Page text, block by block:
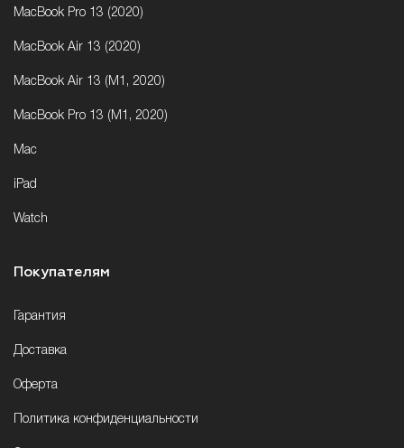
MacBook Pro 13 (2020)
MacBook Air 13 (2020)
MacBook Air 13 (M1, 2020)
MacBook Pro 13 (M1, 2020)
Mac
iPad
Watch
Покупателям
Гарантия
Доставка
Оферта
Политика конфиденциальности